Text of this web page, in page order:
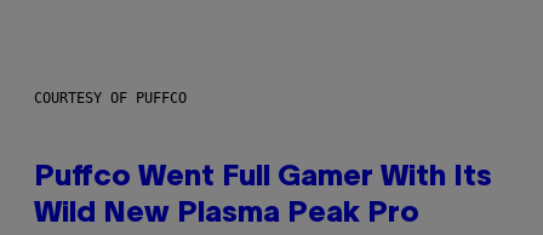
COURTESY OF PUFFCO
Puffco Went Full Gamer With Its
Wild New Plasma Peak Pro